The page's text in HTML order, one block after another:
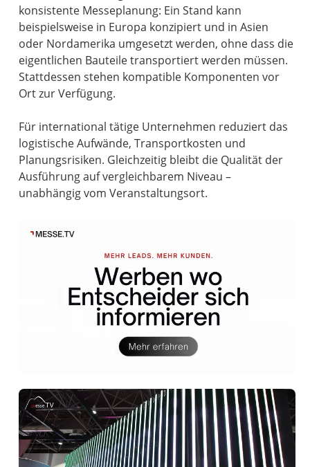
konsistente Messeplanung: Ein Stand kann
beispielsweise in Europa konzipiert und in Asien
oder Nordamerika umgesetzt werden, ohne dass die
eigentlichen Bauteile transportiert werden müssen.
Stattdessen stehen kompatible Komponenten vor
Ort zur Verfügung.
Für international tätige Unternehmen reduziert das
logistische Aufwände, Transportkosten und
Planungsrisiken. Gleichzeitig bleibt die Qualität der
Ausführung auf vergleichbarem Niveau –
unabhängig vom Veranstaltungsort.